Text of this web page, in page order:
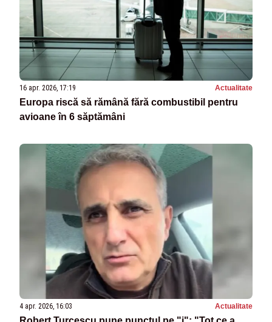
16 apr. 2026, 17:19 Actualitate
Europa riscă să rămână fără combustibil pentru
avioane în 6 săptămâni
4 apr. 2026, 16:03 Actualitate